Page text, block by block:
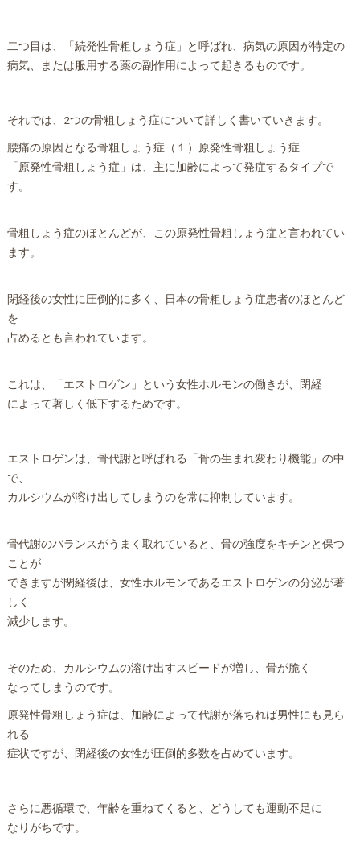
二つ目は、「続発性骨粗しょう症」と呼ばれ、病気の原因が特定の
病気、または服用する薬の副作用によって起きるものです。
それでは、2つの骨粗しょう症について詳しく書いていきます。
腰痛の原因となる骨粗しょう症（１）原発性骨粗しょう症
「原発性骨粗しょう症」は、主に加齢によって発症するタイプで
す。
骨粗しょう症のほとんどが、この原発性骨粗しょう症と言われてい
ます。
閉経後の女性に圧倒的に多く、日本の骨粗しょう症患者のほとんど
を
占めるとも言われています。
これは、「エストロゲン」という女性ホルモンの働きが、閉経
によって著しく低下するためです。
エストロゲンは、骨代謝と呼ばれる「骨の生まれ変わり機能」の中
で、
カルシウムが溶け出してしまうのを常に抑制しています。
骨代謝のバランスがうまく取れていると、骨の強度をキチンと保つ
ことが
できますが閉経後は、女性ホルモンであるエストロゲンの分泌が著
しく
減少します。
そのため、カルシウムの溶け出すスピードが増し、骨が脆く
なってしまうのです。
原発性骨粗しょう症は、加齢によって代謝が落ちれば男性にも見ら
れる
症状ですが、閉経後の女性が圧倒的多数を占めています。
さらに悪循環で、年齢を重ねてくると、どうしても運動不足に
なりがちです。